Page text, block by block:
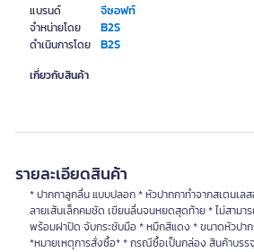
แบรนด์ จีซอฟท์
จำหน่ายโดย B2S
ดำเนินการโดย B2S
เกี่ยวกับสินค้า
รายละเอียดสินค้า
* ปากกาลูกลื่น แบบปลอก * หัวปากกาทำจากสเตนเล
ลายเส้นเล็กคมชัด เขียนลื่นจนหยดสุดท้าย * ไม่สามา
พร้อมฝาปิด จับกระชับมือ * หมึกสีแดง * ขนาดหัวปาก
*หมายเหตุการสั่งซื้อ* * กรณีซื้อเป็นกล่อง สินค้าบรร